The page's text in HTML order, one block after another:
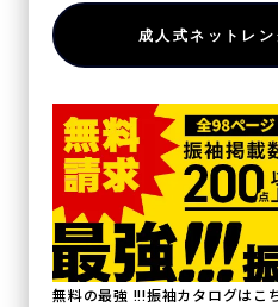
成人式ネットレ
無料の最強 !!!振袖カタログはこ